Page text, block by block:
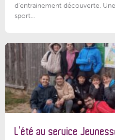
d'entrainement découverte.
sport...
L’été au service